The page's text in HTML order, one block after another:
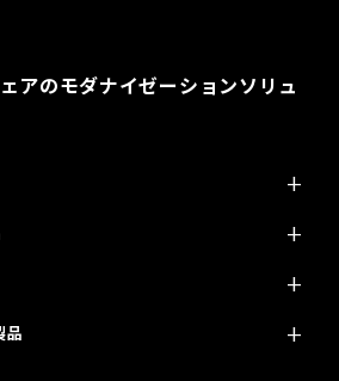
アのモダナイゼーションソリュ